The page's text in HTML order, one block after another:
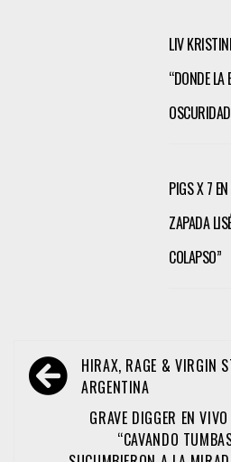
LIV
“DONDE LA
PIGS X 7
ZAPADA
COLAPSO”
Navegación
de
entradas
HIRAX, RAGE & VIRGIN
ARGENTINA
GRAVE DIGGER EN
“CAVANDO